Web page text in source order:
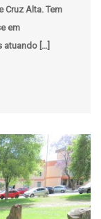
Cruz Alta. Tem
em
atuando […]